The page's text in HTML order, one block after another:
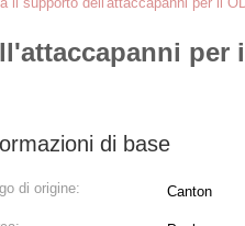
per
di base
di origine: Canton